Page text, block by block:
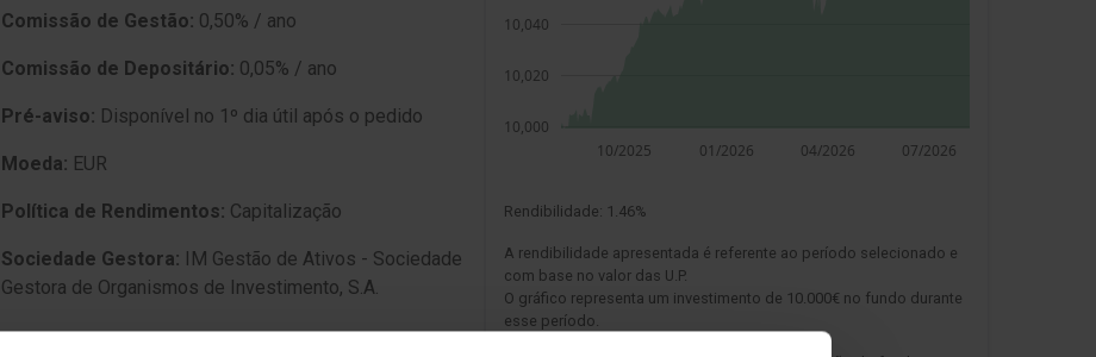
Comissão de Gestão: 0,50% / ano
Comissão de Depositário: 0,05% / ano
Pré-aviso: Disponí­vel no 1º dia útil após o pedido
Moeda: EUR
Política de Rendimentos: Capitalização
Sociedade Gestora: IM Gestão de Ativos - Sociedade
Gestora de Organismos de Investimento, S.A.
Rendibilidade: 1.46%
A rendibilidade apresentada é referente ao período selecionado e
com base no valor das U.P.
O gráfico representa um investimento de 10.000€ no fundo durante
esse período.